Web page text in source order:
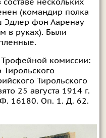
нескольких
(командир полка
Эдлер фон Ааренау
в руках). Были
Трофейной комиссии:
Тирольского
Тирольского
25 августа 1914 г.
16180. Оп. 1. Д. 62.